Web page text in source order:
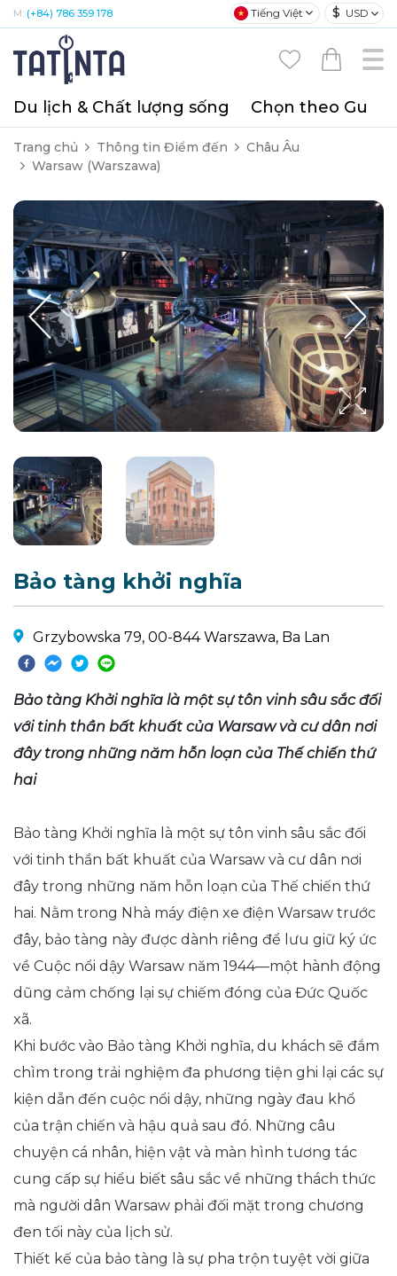
M: (+84) 786 359 178 Tiếng Việt $ USD
Du lịch & Chất lượng sống Chọn theo Gu
Trang chủ Thông tin Điểm đến
Châu Âu
Warsaw (Warszawa)
Bảo tàng khởi nghĩa
Grzybowska 79, 00-844 Warszawa, Ba Lan
Bảo tàng Khởi nghĩa là một sự tôn vinh sâu sắc đối
với tinh thần bất khuất của Warsaw và cư dân nơi
đây trong những năm hỗn loạn của Thế chiến thứ
hai
Bảo tàng Khởi nghĩa là một sự tôn vinh sâu sắc đối
với tinh thần bất khuất của Warsaw và cư dân nơi
đây trong những năm hỗn loạn của Thế chiến thứ
hai. Nằm trong Nhà máy điện xe điện Warsaw trước
đây, bảo tàng này được dành riêng để lưu giữ ký ức
về Cuộc nổi dậy Warsaw năm 1944—một hành động
dũng cảm chống lại sự chiếm đóng của Đức Quốc
xã.
Khi bước vào Bảo tàng Khởi nghĩa, du khách sẽ đắm
chìm trong trải nghiệm đa phương tiện ghi lại các sự
kiện dẫn đến cuộc nổi dậy, những ngày đau khổ
của trận chiến và hậu quả sau đó. Những câu
chuyện cá nhân, hiện vật và màn hình tương tác
cung cấp sự hiểu biết sâu sắc về những thách thức
mà người dân Warsaw phải đối mặt trong chương
đen tối này của lịch sử.
Thiết kế của bảo tàng là sự pha trộn tuyệt vời giữa